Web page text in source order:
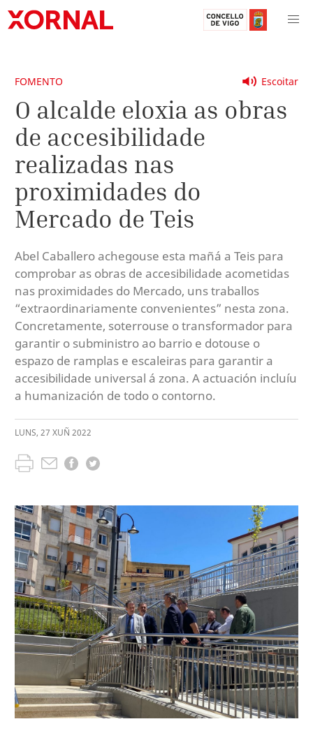
Escoitar
FOMENTO
O alcalde eloxia as obras
de accesibilidade
realizadas nas
proximidades do
Mercado de Teis
Abel Caballero achegouse esta mañá a Teis para
comprobar as obras de accesibilidade acometidas
nas proximidades do Mercado, uns traballos
“extraordinariamente convenientes” nesta zona.
Concretamente, soterrouse o transformador para
garantir o subministro ao barrio e dotouse o
espazo de ramplas e escaleiras para garantir a
accesibilidade universal á zona. A actuación incluíu
a humanización de todo o contorno.
LUNS, 27 XUÑ 2022